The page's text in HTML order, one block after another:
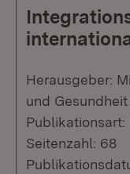
Herausgeber:
und Gesundheit
Publikationsart:
Seitenzahl: 68